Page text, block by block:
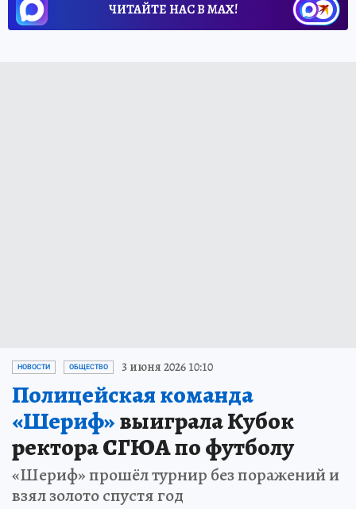
ЧИТАЙТЕ НАС В МАХ!
НОВОСТИ ОБЩЕСТВО 3 июня 2026 10:10
Полицейская команда
«Шериф»выиграла Кубок
ректора СГЮА по футболу
«Шериф» прошёл турнир без поражений и
взял золото спустя год